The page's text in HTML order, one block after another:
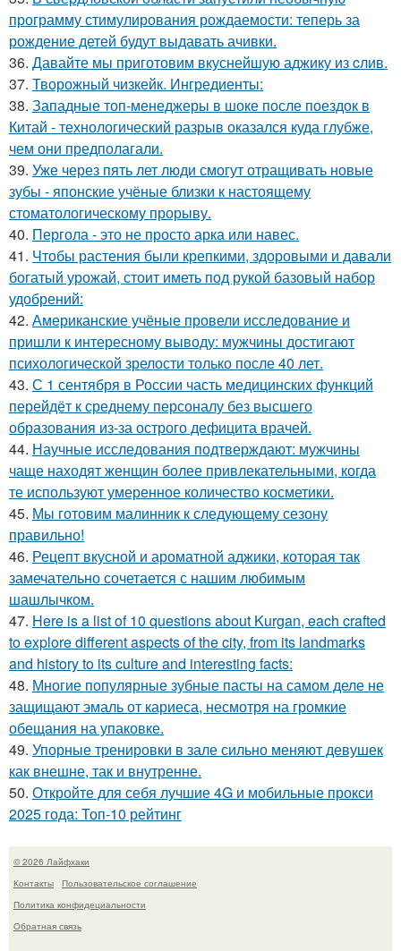
программу стимулирования рождаемости: теперь за
рождение детей будут выдавать ачивки.
36. Давайте мы приготовим вкуснейшую аджику из cлив.
37. Творожный чизкейк. Ингредиенты:
38. Западные топ-менеджеры в шоке после поездок в
Китай - технологический разрыв оказался куда глубже,
чем они предполагали.
39. Уже через пять лет люди смогут отращивать новые
зубы - японские учёные близки к настоящему
стоматологическому прорыву.
40. Пергола - это не просто арка или навес.
41. Чтобы растения были крепкими, здоровыми и давали
богатый урожай, стоит иметь под рукой базовый набор
удобрений:
42. Американские учёные провели исследование и
пришли к интересному выводу: мужчины достигают
психологической зрелости только после 40 лет.
43. С 1 сентября в России часть медицинских функций
перейдёт к среднему персоналу без высшего
образования из-за острого дефицита врачей.
44. Научные исследования подтверждают: мужчины
чаще находят женщин более привлекательными, когда
те используют умеренное количество косметики.
45. Мы готовим малинник к следующему сезону
правильно!
46. Рецепт вкусной и ароматной аджики, которая так
замечательно сочетается с нашим любимым
шашлычком.
47. Here is a list of 10 questions about Kurgan, each crafted
to explore different aspects of the city, from its landmarks
and history to its culture and interesting facts:
48. Многие популярные зубные пасты на самом деле не
защищают эмаль от кариеса, несмотря на громкие
обещания на упаковке.
49. Упорные тренировки в зале сильно меняют девушек
как внешне, так и внутренне.
50. Откройте для себя лучшие 4G и мобильные прокси
2025 года: Топ-10 рейтинг
© 2026 Лайфхаки
Контакты
Пользовательское соглашение
Политика конфидециальности
Обратная связь